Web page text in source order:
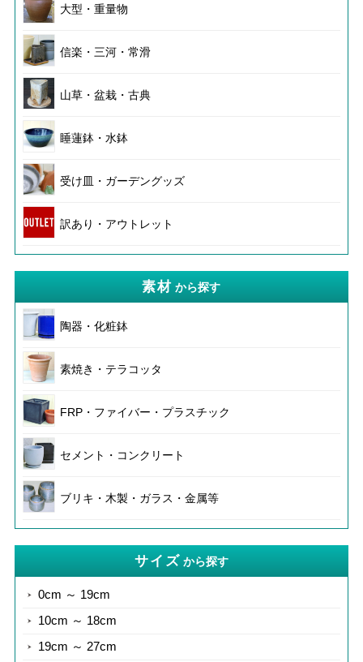
大型・重量物
信楽・三河・常滑
山草・盆栽・古典
睡蓮鉢・水鉢
受け皿・ガーデングッズ
訳あり・アウトレット
素材 から探す
陶器・化粧鉢
素焼き・テラコッタ
FRP・ファイバー・プラスチック
セメント・コンクリート
ブリキ・木製・ガラス・金属等
サイズ から探す
0cm ～ 19cm
10cm ～ 18cm
19cm ～ 27cm